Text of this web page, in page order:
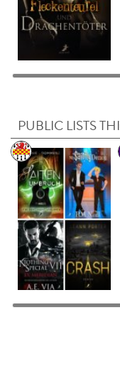
PUBLIC LISTS